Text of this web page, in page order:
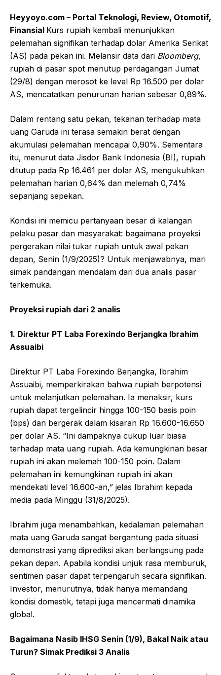
Heyyoyo.com – Portal Teknologi, Review, Otomotif,
Finansial Kurs rupiah kembali menunjukkan
pelemahan signifikan terhadap dolar Amerika Serikat
(AS) pada pekan ini. Melansir data dari Bloomberg,
rupiah di pasar spot menutup perdagangan Jumat
(29/8) dengan merosot ke level Rp 16.500 per dolar
AS, mencatatkan penurunan harian sebesar 0,89%.
Dalam rentang satu pekan, tekanan terhadap mata
uang Garuda ini terasa semakin berat dengan
akumulasi pelemahan mencapai 0,90%. Sementara
itu, menurut data Jisdor Bank Indonesia (BI), rupiah
ditutup pada Rp 16.461 per dolar AS, mengukuhkan
pelemahan harian 0,64% dan melemah 0,74%
sepanjang sepekan.
Kondisi ini memicu pertanyaan besar di kalangan
pelaku pasar dan masyarakat: bagaimana proyeksi
pergerakan nilai tukar rupiah untuk awal pekan
depan, Senin (1/9/2025)? Untuk menjawabnya, mari
simak pandangan mendalam dari dua analis pasar
terkemuka.
Proyeksi rupiah dari 2 analis
1. Direktur PT Laba Forexindo Berjangka Ibrahim
Assuaibi
Direktur PT Laba Forexindo Berjangka, Ibrahim
Assuaibi, memperkirakan bahwa rupiah berpotensi
untuk melanjutkan pelemahan. Ia menaksir, kurs
rupiah dapat tergelincir hingga 100-150 basis poin
(bps) dan bergerak dalam kisaran Rp 16.600-16.650
per dolar AS. “Ini dampaknya cukup luar biasa
terhadap mata uang rupiah. Ada kemungkinan besar
rupiah ini akan melemah 100-150 poin. Dalam
pelemahan ini kemungkinan rupiah ini akan
mendekati level 16.600-an,” jelas Ibrahim kepada
media pada Minggu (31/8/2025).
Ibrahim juga menambahkan, kedalaman pelemahan
mata uang Garuda sangat bergantung pada situasi
demonstrasi yang diprediksi akan berlangsung pada
pekan depan. Apabila kondisi unjuk rasa memburuk,
sentimen pasar dapat terpengaruh secara signifikan.
Investor, menurutnya, tidak hanya memandang
kondisi domestik, tetapi juga mencermati dinamika
global.
Bagaimana Nasib IHSG Senin (1/9), Bakal Naik atau
Turun? Simak Prediksi 3 Analis